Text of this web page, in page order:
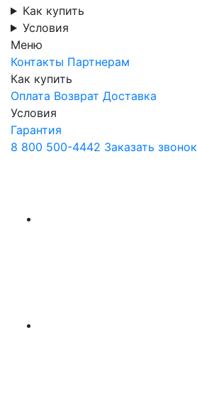
Как купить
Условия
Меню
Контакты Партнерам
Как купить
Оплата Возврат Доставка
Условия
Гарантия
8 800 500-4442 Заказать звонок